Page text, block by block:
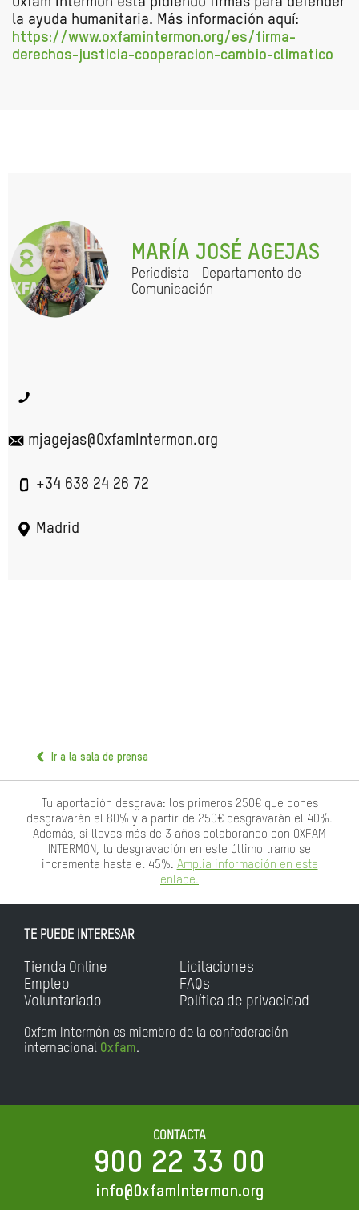
la ayuda humanitaria. Más información aquí:
https://www.oxfamintermon.org/es/firma-
derechos-justicia-cooperacion-cambio-climatico
MARÍA JOSÉ AGEJAS
Periodista - Departamento de
Comunicación
mjagejas@OxfamIntermon.org
+34 638 24 26 72
Madrid
Ir a la sala de prensa
Tu aportación desgrava: los primeros 250€ que dones
desgravarán el 80% y a partir de 250€ desgravarán el 40%.
Además, si llevas más de 3 años colaborando con OXFAM
INTERMÓN, tu desgravación en este último tramo se
incrementa hasta el 45%. Amplia información en este
enlace.
TE PUEDE INTERESAR
Tienda Online
Empleo
Voluntariado
Licitaciones
FAQs
Política de privacidad
Oxfam Intermón es miembro de la confederación
internacional Oxfam.
CONTACTA
900 22 33 00
info@OxfamIntermon.org